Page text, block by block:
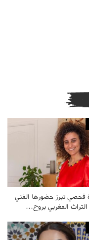
فحصي تبرز حضورها الفني
التراث المغربي بروح…